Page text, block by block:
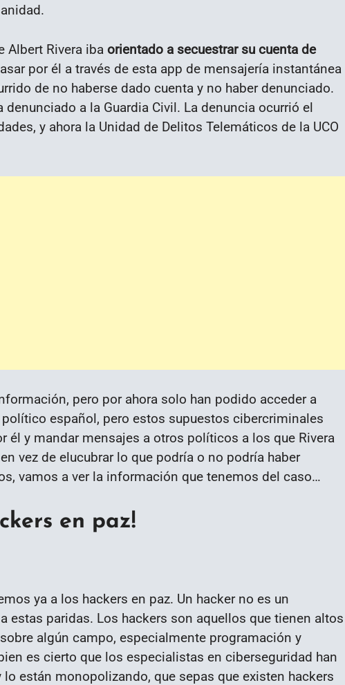
Albert Rivera iba orientado a secuestrar su cuenta de
por él a través de esta app de mensajería instantánea
de no haberse dado cuenta y no haber denunciado.
a la Guardia Civil. La denuncia ocurrió el
y ahora la Unidad de Delitos Telemáticos de la UCO
pero por ahora solo han podido acceder a
español, pero estos supuestos cibercriminales
él y mandar mensajes a otros políticos a los que Rivera
vez de elucubrar lo que podría o no podría haber
vamos a ver la información que tenemos del caso…
en paz!
ya a los hackers en paz. Un hacker no es un
estas paridas. Los hackers son aquellos que tienen altos
algún campo, especialmente programación y
es cierto que los especialistas en ciberseguridad han
están monopolizando, que sepas que existen hackers